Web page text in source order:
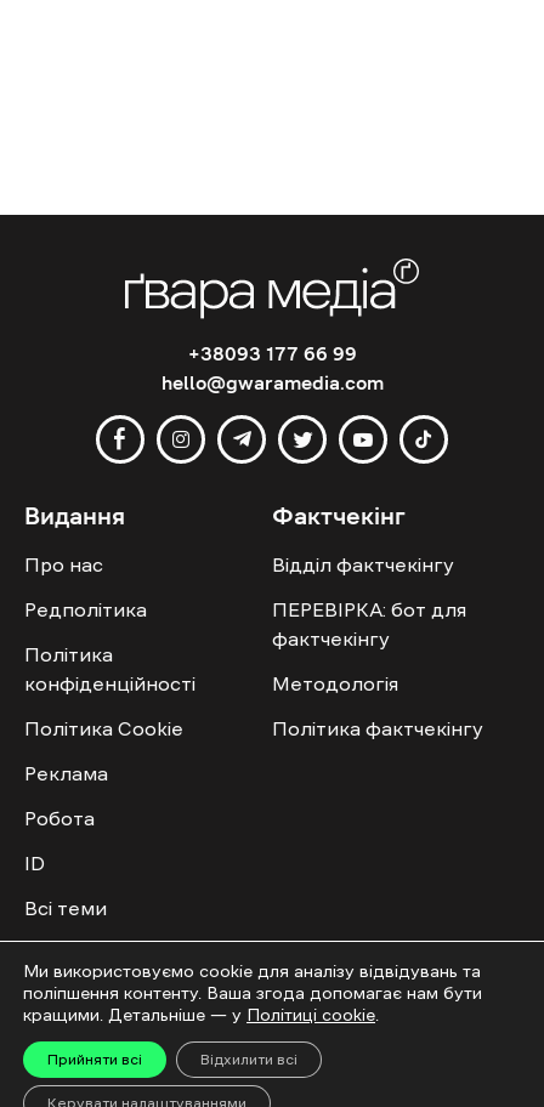
+38093 177 66 99
hello@gwaramedia.com
Видання
Про нас
Редполітика
Політика
конфіденційності
Політика Cookie
Реклама
Робота
ID
Всі теми
Фактчекінг
Відділ фактчекінгу
ПЕРЕВІРКА: бот для
фактчекінгу
Методологія
Політика фактчекінгу
Мультимедіа
Відео
Спільнота
Приєднатись
Ми використовуємо cookie для аналізу відвідувань та
поліпшення контенту. Ваша згода допомагає нам бути
кращими. Детальніше — у Політиці cookie
Прийняти всі Відхилити всі
Керувати налаштуваннями